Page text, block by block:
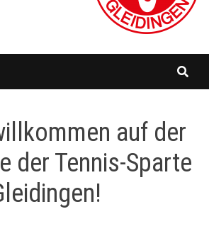
auf der
der Tennis-Sparte